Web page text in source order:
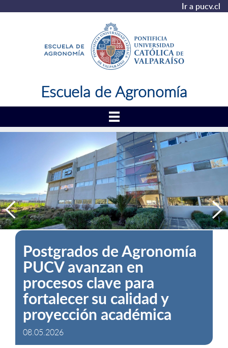
Ir a pucv.cl
Escuela de Agronomía
Facultad inicia su Año
Académico 2026 con foco
en el presente y futuro de
la agricultura chilena
20.04.2026